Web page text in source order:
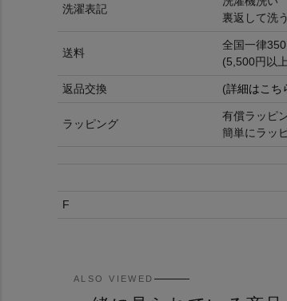
洗濯表記
裏返して洗
送料
全国一律350
(5,500円以
返品交換 (詳細はこち
ラッピング
有償ラッピ
簡単にラッ
F
ALSO VIEWED